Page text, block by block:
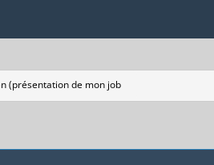
(présentation de mon job